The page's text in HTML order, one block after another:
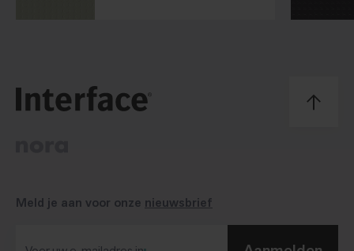
Meld je aan voor onze nieuwsbrief